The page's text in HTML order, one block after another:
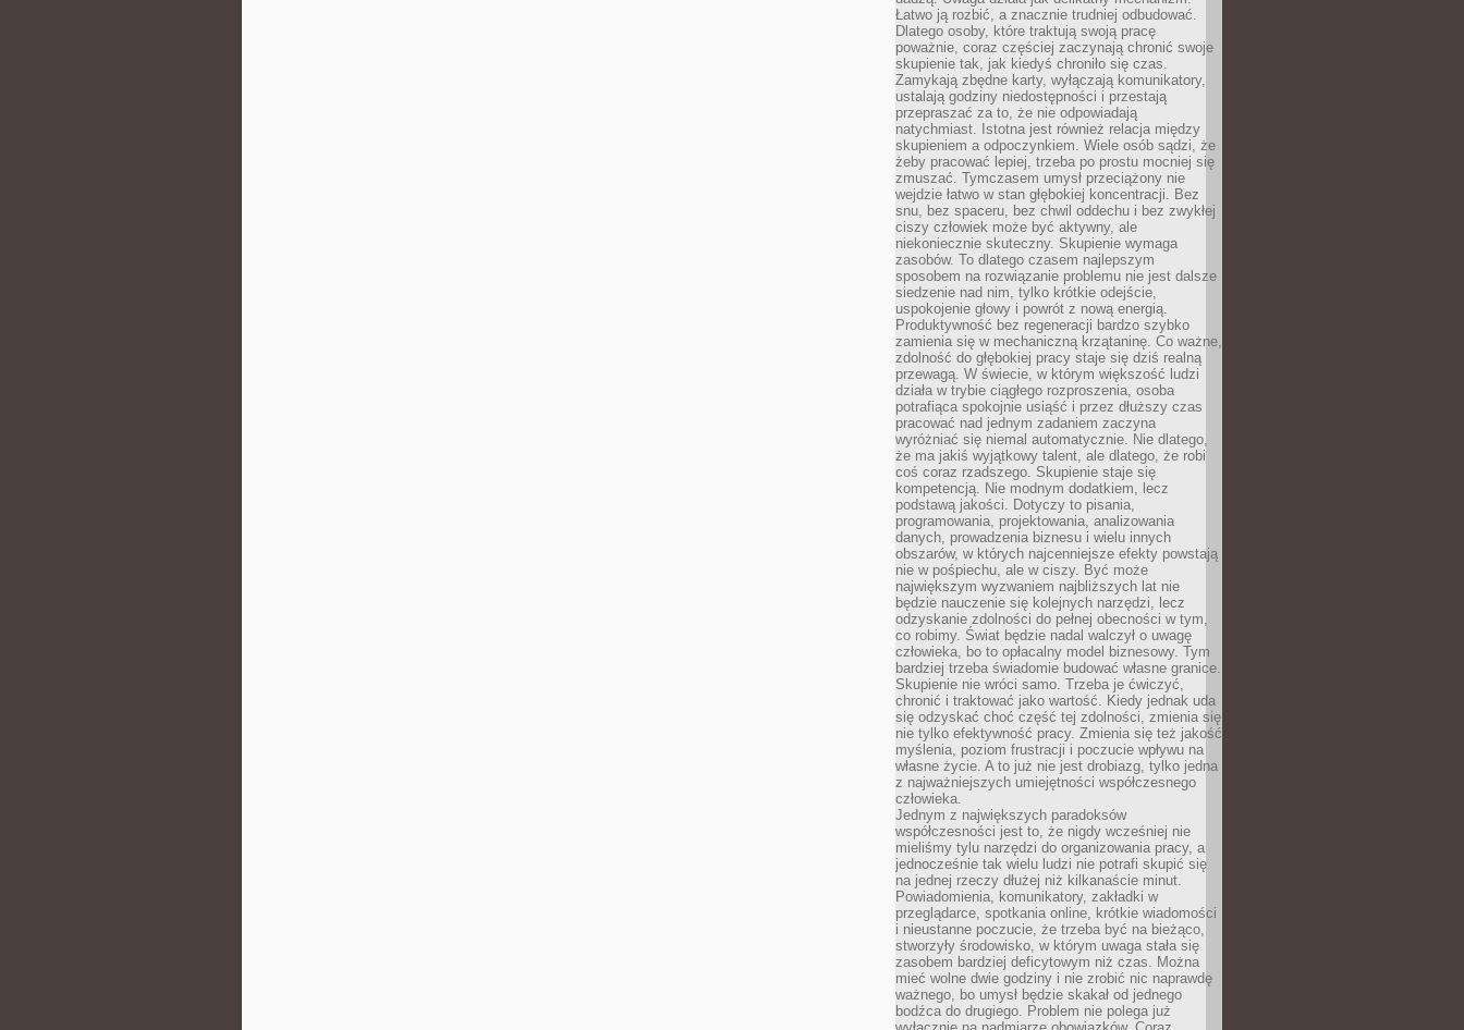
Łatwo ją rozbić, a znacznie trudniej odbudować.
Dlatego osoby, które traktują swoją pracę
poważnie, coraz częściej zaczynają chronić swoje
skupienie tak, jak kiedyś chroniło się czas.
Zamykają zbędne karty, wyłączają komunikatory,
ustalają godziny niedostępności i przestają
przepraszać za to, że nie odpowiadają
natychmiast. Istotna jest również relacja między
skupieniem a odpoczynkiem. Wiele osób sądzi, że
żeby pracować lepiej, trzeba po prostu mocniej się
zmuszać. Tymczasem umysł przeciążony nie
wejdzie łatwo w stan głębokiej koncentracji. Bez
snu, bez spaceru, bez chwil oddechu i bez zwykłej
ciszy człowiek może być aktywny, ale
niekoniecznie skuteczny. Skupienie wymaga
zasobów. To dlatego czasem najlepszym
sposobem na rozwiązanie problemu nie jest dalsze
siedzenie nad nim, tylko krótkie odejście,
uspokojenie głowy i powrót z nową energią.
Produktywność bez regeneracji bardzo szybko
zamienia się w mechaniczną krzątaninę. Co ważne,
zdolność do głębokiej pracy staje się dziś realną
przewagą. W świecie, w którym większość ludzi
działa w trybie ciągłego rozproszenia, osoba
potrafiąca spokojnie usiąść i przez dłuższy czas
pracować nad jednym zadaniem zaczyna
wyróżniać się niemal automatycznie. Nie dlatego,
że ma jakiś wyjątkowy talent, ale dlatego, że robi
coś coraz rzadszego. Skupienie staje się
kompetencją. Nie modnym dodatkiem, lecz
podstawą jakości. Dotyczy to pisania,
programowania, projektowania, analizowania
danych, prowadzenia biznesu i wielu innych
obszarów, w których najcenniejsze efekty powstają
nie w pośpiechu, ale w ciszy. Być może
największym wyzwaniem najbliższych lat nie
będzie nauczenie się kolejnych narzędzi, lecz
odzyskanie zdolności do pełnej obecności w tym,
co robimy. Świat będzie nadal walczył o uwagę
człowieka, bo to opłacalny model biznesowy. Tym
bardziej trzeba świadomie budować własne granice.
Skupienie nie wróci samo. Trzeba je ćwiczyć,
chronić i traktować jako wartość. Kiedy jednak uda
się odzyskać choć część tej zdolności, zmienia się
nie tylko efektywność pracy. Zmienia się też jakość
myślenia, poziom frustracji i poczucie wpływu na
własne życie. A to już nie jest drobiazg, tylko jedna
z najważniejszych umiejętności współczesnego
człowieka.
Jednym z największych paradoksów
współczesności jest to, że nigdy wcześniej nie
mieliśmy tylu narzędzi do organizowania pracy, a
jednocześnie tak wielu ludzi nie potrafi skupić się
na jednej rzeczy dłużej niż kilkanaście minut.
Powiadomienia, komunikatory, zakładki w
przeglądarce, spotkania online, krótkie wiadomości
i nieustanne poczucie, że trzeba być na bieżąco,
stworzyły środowisko, w którym uwaga stała się
zasobem bardziej deficytowym niż czas. Można
mieć wolne dwie godziny i nie zrobić nic naprawdę
ważnego, bo umysł będzie skakał od jednego
bodźca do drugiego. Problem nie polega już